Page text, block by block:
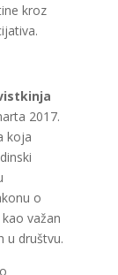
kroz
2017.
koja
o
važan
u društvu.